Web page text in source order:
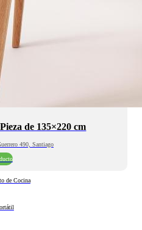
de 135×220 cm
490, Santiago
de Cocina